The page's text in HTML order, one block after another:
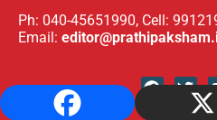
Ph: 040-45651990, Cell:
Email: